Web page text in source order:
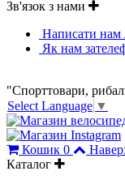
Зв'язок з нами
Написати нам
Як нам
"Спорттовари,
Select Language ▼
Кошик 0
Каталог